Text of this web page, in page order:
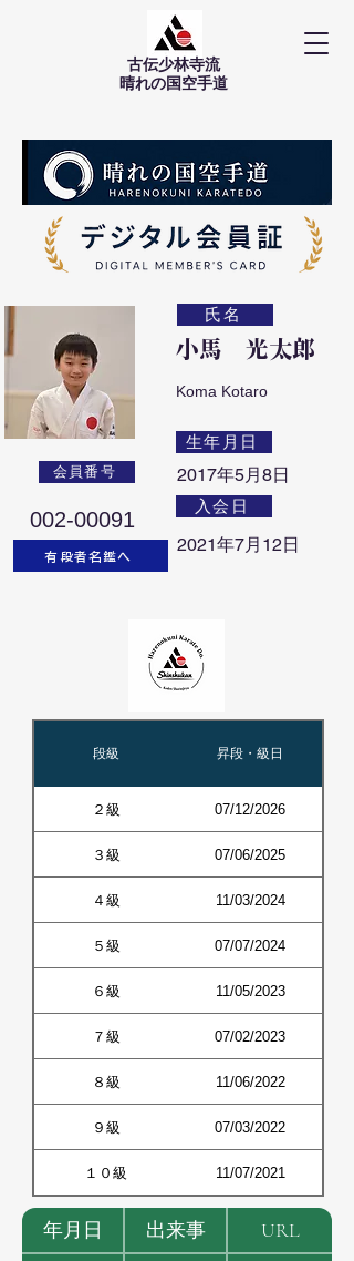
古伝少林寺流
​晴れの国空手道
会員番号
002-00091
有段者名鑑へ
氏名
小馬 光太郎
Koma Kotaro
生年月日
2017年5月8日
入会日
2021年7月12日
段級 昇段・級日
２級 07/12/2026
３級 07/06/2025
４級 11/03/2024
５級 07/07/2024
６級 11/05/2023
７級 07/02/2023
８級 11/06/2022
９級 07/03/2022
１０級 11/07/2021
年月日 出来事 URL